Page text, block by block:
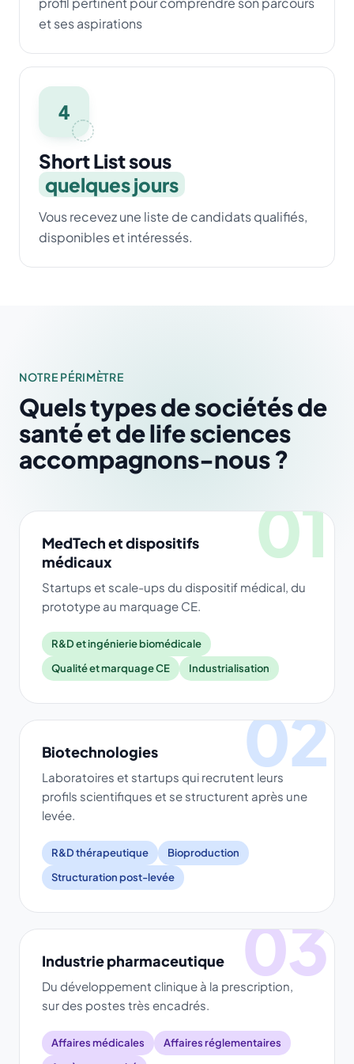
et ses aspirations
4
Short List sous
quelques jours
Vous recevez une liste de candidats qualifiés,
disponibles et intéressés.
NOTRE PÉRIMÈTRE
Quels types de sociétés de
santé et de life sciences
accompagnons-nous ?
01
MedTech et dispositifs
médicaux
Startups et scale-ups du dispositif médical, du
prototype au marquage CE.
R&D et ingénierie biomédicale
Qualité et marquage CE
Industrialisation
02
Biotechnologies
Laboratoires et startups qui recrutent leurs
profils scientifiques et se structurent après une
levée.
R&D thérapeutique
Bioproduction
Structuration post-levée
03
Industrie pharmaceutique
Du développement clinique à la prescription,
sur des postes très encadrés.
Affaires médicales
Affaires réglementaires